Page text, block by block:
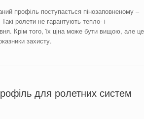
профіль поступається пінозаповненому –
Такі ролети не гарантують тепло- і
Крім того, їх ціна може бути вищою, але це
захисту.
для ролетних систем